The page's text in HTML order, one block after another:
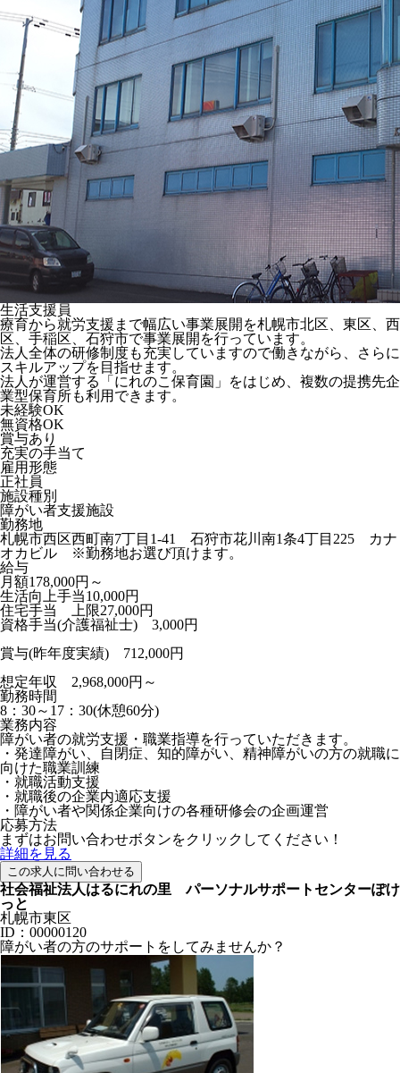
生活支援員
療育から就労支援まで幅広い事業展開を札幌市北区、東区、西
区、手稲区、石狩市で事業展開を行っています。
法人全体の研修制度も充実していますので働きながら、さらに
スキルアップを目指せます。
法人が運営する「にれのこ保育園」をはじめ、複数の提携先企
業型保育所も利用できます。
未経験OK
無資格OK
賞与あり
充実の手当て
雇用形態
正社員
施設種別
障がい者支援施設
勤務地
札幌市西区西町南7丁目1-41 石狩市花川南1条4丁目225 カナ
オカビル ※勤務地お選び頂けます。
給与
月額178,000円～
生活向上手当10,000円
住宅手当 上限27,000円
資格手当(介護福祉士) 3,000円
賞与(昨年度実績) 712,000円
想定年収 2,968,000円～
勤務時間
8：30～17：30(休憩60分)
業務内容
障がい者の就労支援・職業指導を行っていただきます。
・発達障がい、自閉症、知的障がい、精神障がいの方の就職に
向けた職業訓練
・就職活動支援
・就職後の企業内適応支援
・障がい者や関係企業向けの各種研修会の企画運営
応募方法
まずはお問い合わせボタンをクリックしてください！
詳細を見る
この求人に問い合わせる
社会福祉法人はるにれの里 パーソナルサポートセンターぽけ
っと
札幌市東区
ID：00000120
障がい者の方のサポートをしてみませんか？